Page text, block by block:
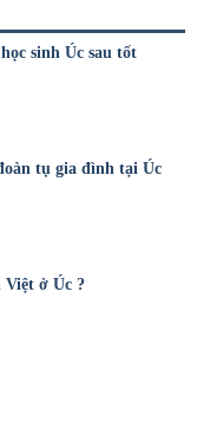
sinh Úc sau tốt
tụ gia đình tại Úc
Việt ở Úc ?